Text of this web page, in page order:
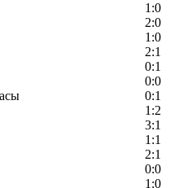
1:0
2:0
1:0
2:1
0:1
0:0
0:1
1:2
3:1
1:1
2:1
0:0
1:0